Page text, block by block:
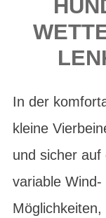
In der
kleine
und sicher
variable